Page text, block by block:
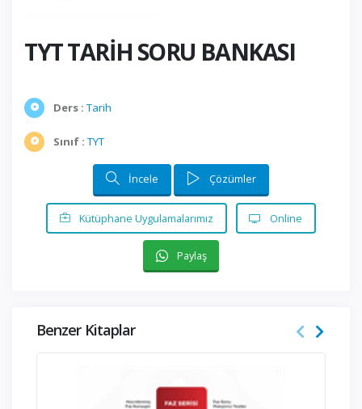
TYT TARİH SORU BANKASI
Ders : Tarih
Sınıf : TYT
İncele Çözümler
Kütüphane Uygulamalarımız Online
Paylaş
Benzer Kitaplar